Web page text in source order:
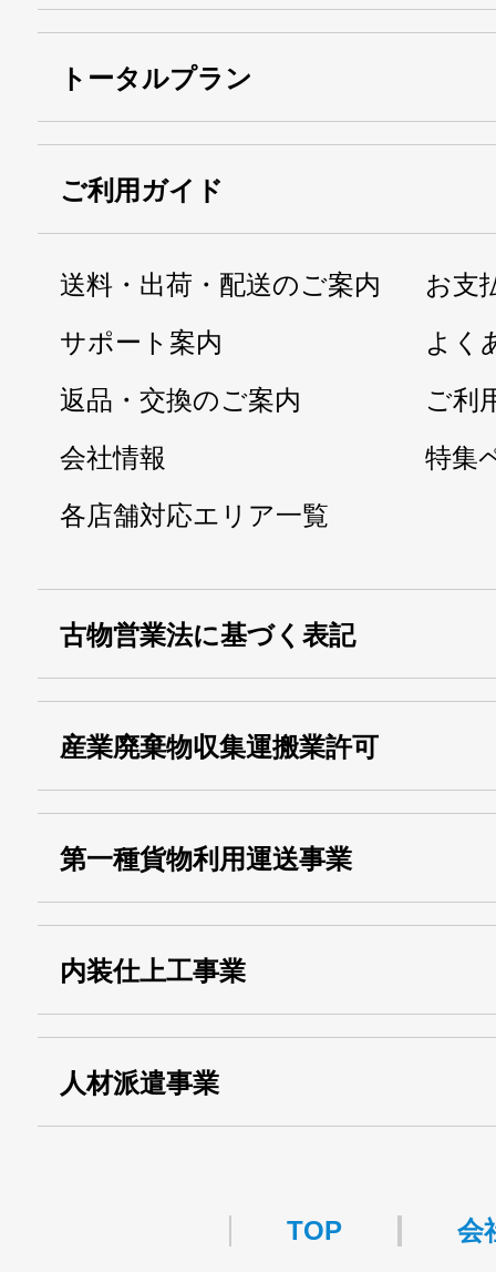
トータルプラン
ご利用ガイド
送料・出荷・配送のご案内
お支
サポート案内
よく
返品・交換のご案内
ご利
会社情報
特集
各店舗対応エリア一覧
古物営業法に基づく表記
産業廃棄物収集運搬業許可
運搬業許可証番号：
13000155805
第一種貨物利用運送事業
事業
関自貨：
内装仕上工事業
人材派遣事業
TOP
会